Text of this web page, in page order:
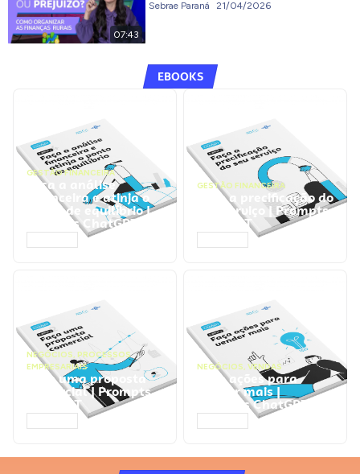
07:43
Sebrae Paraná 21/04/2026
EBOOKS
GESTÃO FINANCEIRA
Faça a análise
financeira e atinja o
ponto de equilíbrio |
Prompts ChatGPT
GESTÃO FINANCEIRA
Faça a precificação do
seu serviço | Prompts
ChatGPT
NEGÓCIOS, PROCESSOS
EMPRESARIAIS
Faça uma proposta
comercial | Prompts
ChatGPT
NEGÓCIOS, VENDAS
Faça ações para
vender mais |
Prompts ChatGPT